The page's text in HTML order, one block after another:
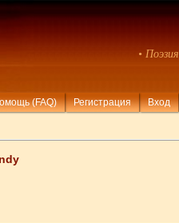
• Поэзия
(FAQ) Регистрация Вход